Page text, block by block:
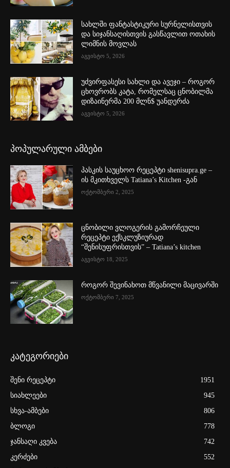
სახლში ფანტასტიკური სურნელისთვის
და სიჯანსაღისთვის გასწავლით ოთახის
ლიმნის მოვლას
აგვისტო 5, 2026
უძვირფასესი სახლი და ავეჯი – როგორ
ცხოვრობს კატა, რომელსაც ცნობილმა
დიზაინერმა 200 მლნ$ უანდერძა
აგვისტო 5, 2026
პოპულარული ამბები
პასკის საუცხოო რეცეპტი shenisupra.ge –
ის მკითხველს Tatiana’s Kitchen -გან
ოქტომბერი 2, 2025
ცნობილი ვლოგერის გამორჩეული
რეცეპტი ექსკლუზიურად
“შენისუფრისთვის” – Tatiana’s kitchen
აგვისტო 18, 2025
როგორ შევინახოთ მწვანილი მაცივარში
ოქტომბერი 7, 2025
კატეგორიები
შენი რეცეპტი
1951
სიახლეები
945
სხვა-ამბები
806
ბლოგი
778
ჯანსაღი კვება
742
კერძები
552